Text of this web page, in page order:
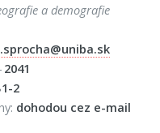
a demografie
2041
2
dohodou cez e-mail